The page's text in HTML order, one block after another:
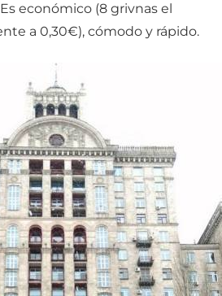
económico (8 grivnas el
a 0,30€), cómodo y rápido.